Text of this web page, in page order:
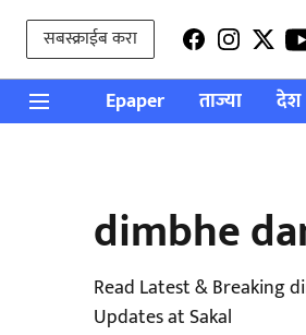
सबस्क्राईब करा
Epaper ताज्या देश
dimbhe
Read Latest & Breaking
Updates at Sakal